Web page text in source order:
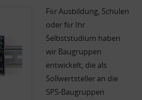
Für Ausbildung, Schulen
oder für Ihr
Selbststudium haben
wir Baugruppen
entwickelt, die als
Sollwertsteller an die
SPS-Baugruppen